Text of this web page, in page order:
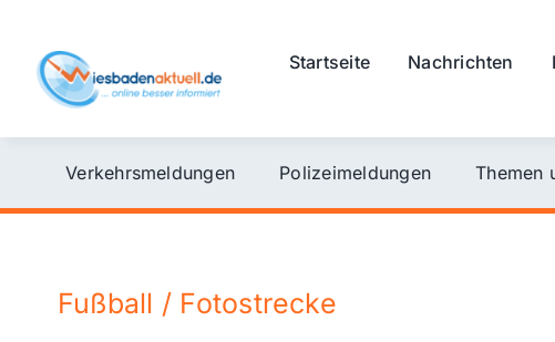
content
Startseite Nachrichten
Verkehrsmeldungen Polizeimeldungen Themen
Fußball / Fotostrecke